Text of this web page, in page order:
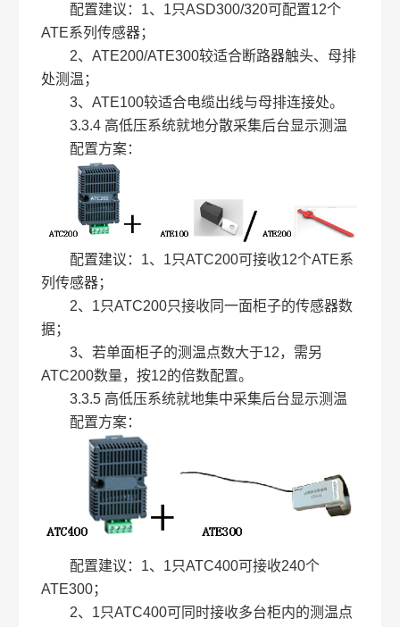
配置建议：1、1只ASD300/320可配置12个
ATE系列传感器；
2、ATE200/ATE300较适合断路器触头、母排
处测温；
3、ATE100较适合电缆出线与母排连接处。
3.3.4 高低压系统就地分散采集后台显示测温
配置方案：
配置建议：1、1只ATC200可接收12个ATE系
列传感器；
2、1只ATC200只接收同一面柜子的传感器数
据；
3、若单面柜子的测温点数大于12，需另
ATC200数量，按12的倍数配置。
3.3.5 高低压系统就地集中采集后台显示测温
配置方案：
配置建议：1、1只ATC400可接收240个
ATE300；
2、1只ATC400可同时接收多台柜内的测温点